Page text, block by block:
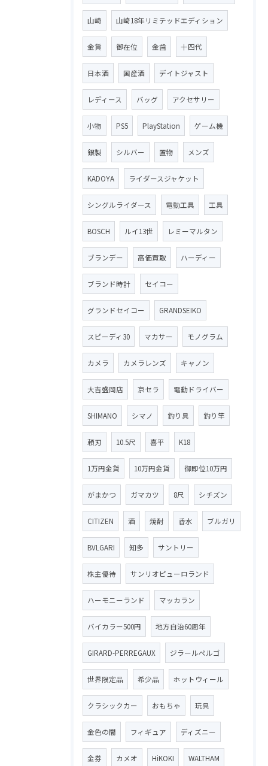
山崎 山崎18年リミテッドエディション
金貨 御在位 金歯 十四代
日本酒 国産酒 デイトジャスト
レディース バッグ アクセサリー
小物 PS5 PlayStation ゲーム機
銀製 シルバー 置物 メンズ
KADOYA ライダースジャケット
シングルライダース 電動工具 工具
BOSCH ルイ13世 レミーマルタン
ブランデー 高価買取 ハーディー
ブランド時計 セイコー
グランドセイコー GRANDSEIKO
スピーディ30 マカサー モノグラム
カメラ カメラレンズ キャノン
大吉盛岡店 京セラ 電動ドライバー
SHIMANO シマノ 釣り具 釣り竿
頼刃 10.5尺 喜平 K18
1万円金貨 10万円金貨 御即位10万円
がまかつ ガマカツ 8尺 シチズン
CITIZEN 酒 焼酎 香水 ブルガリ
BVLGARI 知多 サントリー
株主優待 サンリオピューロランド
ハーモニーランド マッカラン
バイカラー500円 地方自治60周年
GIRARD-PERREGAUX ジラールペルゴ
世界限定品 希少品 ホットウィール
クラシックカー おもちゃ 玩具
金色の闇 フィギュア ディズニー
金券 カメオ HiKOKI WALTHAM